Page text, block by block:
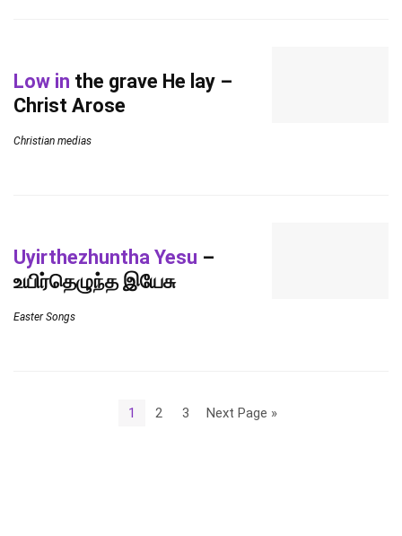
Low in the grave He lay –
Christ Arose
Christian medias
Uyirthezhuntha Yesu –
உயிர்தெழுந்த இயேசு
Easter Songs
1 2 3 Next Page »